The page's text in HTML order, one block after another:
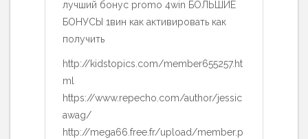
лучший бонус promo 4win БОЛЬШИЕ
БОНУСЫ 1вин как активировать как
получить
http://kidstopics.com/member655257.ht
ml
https://www.repecho.com/author/jessic
awag/
http://mega66.free.fr/upload/member.p